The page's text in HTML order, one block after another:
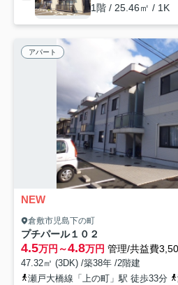
1階 / 25.46㎡ / 1K
アパート
NEW
倉敷市児島下の町
プチパール１０２
4.5万円～4.8万円 管理/共益費
47.32㎡ (3DK) /築38年 /2階建
瀬戸大橋線「上の町」駅 徒歩33分